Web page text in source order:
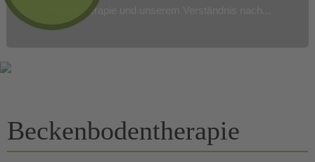
Physiotherapie und unserem Verständnis nach...
Beckenbodentherapie